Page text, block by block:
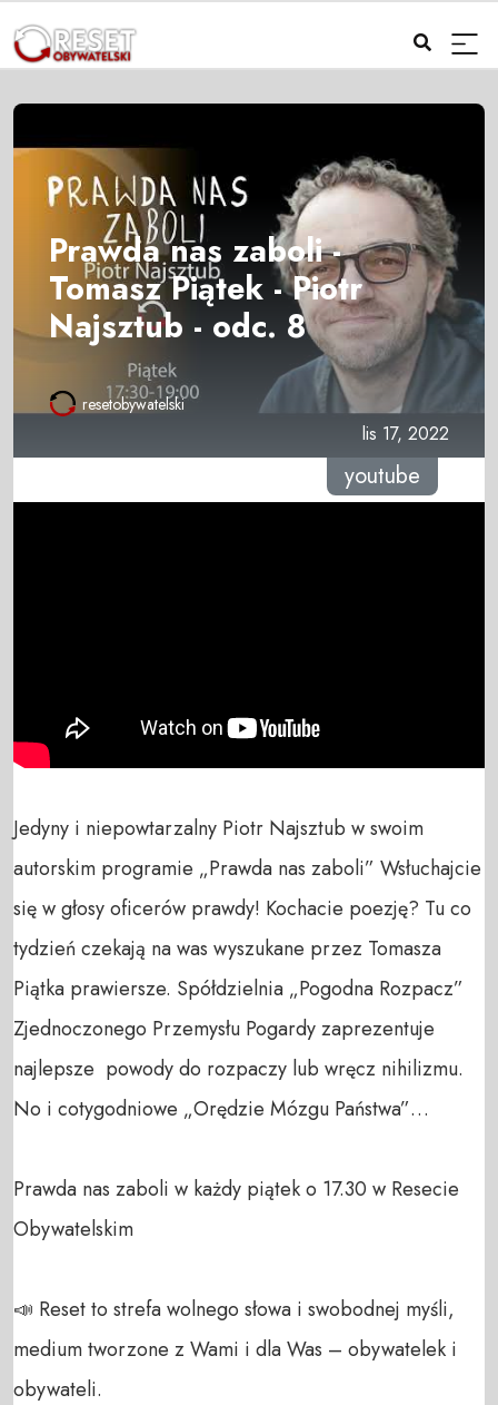
Prawda nas zaboli -
Tomasz Piątek - Piotr
Najsztub - odc. 8
resetobywatelski
lis 17, 2022
youtube
Jedyny i niepowtarzalny Piotr Najsztub w swoim
autorskim programie „Prawda nas zaboli” Wsłuchajcie
się w głosy oficerów prawdy! Kochacie poezję? Tu co
tydzień czekają na was wyszukane przez Tomasza
Piątka prawiersze. Spółdzielnia „Pogodna Rozpacz”
Zjednoczonego Przemysłu Pogardy zaprezentuje
najlepsze  powody do rozpaczy lub wręcz nihilizmu.
No i cotygodniowe „Orędzie Mózgu Państwa”…
Prawda nas zaboli w każdy piątek o 17.30 w Resecie
Obywatelskim
📣 Reset to strefa wolnego słowa i swobodnej myśli,
medium tworzone z Wami i dla Was – obywatelek i
obywateli.